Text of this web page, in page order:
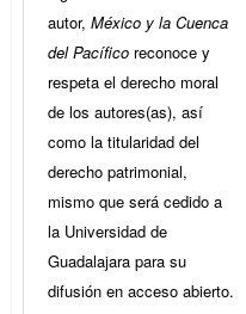
autor, México y la Cuenca
del Pacífico reconoce y
respeta el derecho moral
de los autores(as), así
como la titularidad del
derecho patrimonial,
mismo que será cedido a
la Universidad de
Guadalajara para su
difusión en acceso abierto.